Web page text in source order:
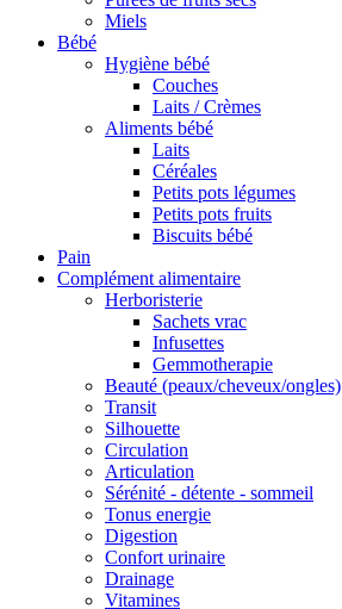
Miels
Bébé
Hygiène bébé
Couches
Laits / Crèmes
Aliments bébé
Laits
Céréales
Petits pots légumes
Petits pots fruits
Biscuits bébé
Pain
Complément alimentaire
Herboristerie
Sachets vrac
Infusettes
Gemmotherapie
Beauté (peaux/cheveux/ongles)
Transit
Silhouette
Circulation
Articulation
Sérénité - détente - sommeil
Tonus energie
Digestion
Confort urinaire
Drainage
Vitamines